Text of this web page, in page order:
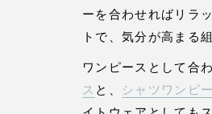
ーを合わせればリラ
トで、気分が高まる
ワンピースとして合
ス と、 シャツワンピ